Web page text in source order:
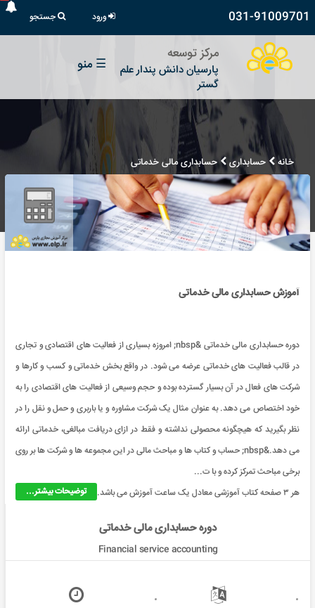
031-91009701 ورود جستجو
مرکز توسعه
پارسیان دانش پندار علم
گستر
☰ منو
خانه حسابداری حسابداری مالی خدماتی
آموزش حسابداری مالی خدماتی
دوره حسابداری مالی خدماتی &nbsp; امروزه بسیاری از فعالیت های اقتصادی و تجاری
در قالب فعالیت های خدماتی عرضه می شود. در واقع بخش خدماتی و کسب و کارها و
شرکت های فعال در آن بسیار گسترده بوده و حجم وسیعی از فعالیت های اقتصادی را به
خود اختصاص می دهد. به عنوان مثال یک شرکت مشاوره و یا باربری و حمل و نقل را در
نظر بگیرید که هیچگونه محصولی نداشته و فقط در ازای دریافت مبالغی، خدماتی ارائه
می دهد.&nbsp; حساب و کتاب ها و مباحث مالی در این مجموعه ها و شرکت ها بر روی
برخی مباحث تمرکز کرده و با ت...
توضیحات بیشتر...
هر ۳ صفحه کتاب آموزشی معادل یک ساعت آموزش می باشد.
دوره حسابداری مالی خدماتی
Financial service accounting